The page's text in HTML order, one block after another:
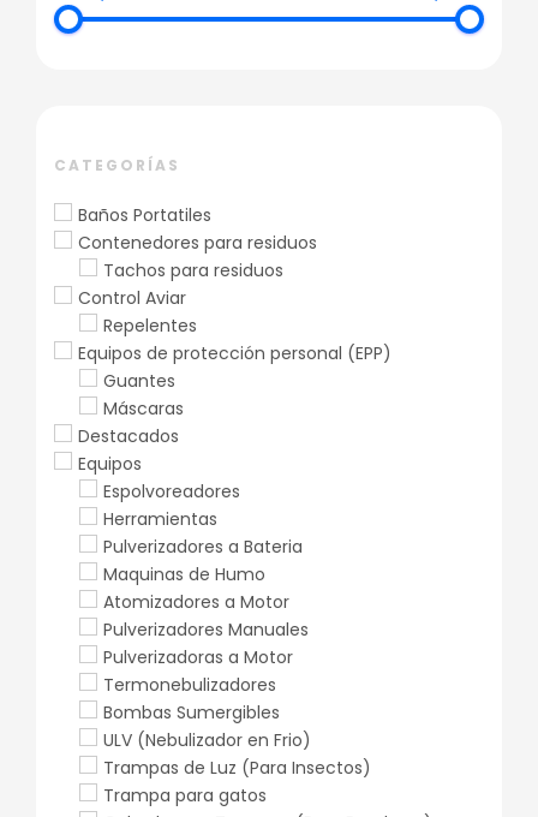
CATEGORÍAS
Baños Portatiles
Contenedores para residuos
Tachos para residuos
Control Aviar
Repelentes
Equipos de protección personal (EPP)
Guantes
Máscaras
Destacados
Equipos
Espolvoreadores
Herramientas
Pulverizadores a Bateria
Maquinas de Humo
Atomizadores a Motor
Pulverizadores Manuales
Pulverizadoras a Motor
Termonebulizadores
Bombas Sumergibles
ULV (Nebulizador en Frio)
Trampas de Luz (Para Insectos)
Trampa para gatos